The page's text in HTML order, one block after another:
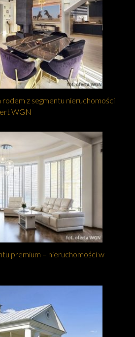
rodem z segmentu nieruchomości
WGN
premium – nieruchomości w